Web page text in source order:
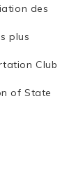
des
plus
Club
of State